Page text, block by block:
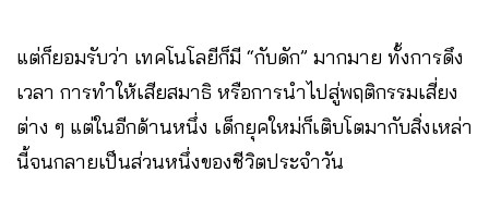
แต่ก็ยอมรับว่า เทคโนโลยีก็มี “กับดัก” มากมาย ทั้งการดึง
เวลา การทำให้เสียสมาธิ หรือการนำไปสู่พฤติกรรมเสี่ยง
ต่าง ๆ แต่ในอีกด้านหนึ่ง เด็กยุคใหม่ก็เติบโตมากับสิ่งเหล่า
นี้จนกลายเป็นส่วนหนึ่งของชีวิตประจำวัน